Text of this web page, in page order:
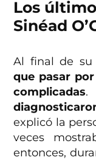
Los
Sinéad
Al final de su
que pasar
complicadas.
explicó la
veces
entonces,